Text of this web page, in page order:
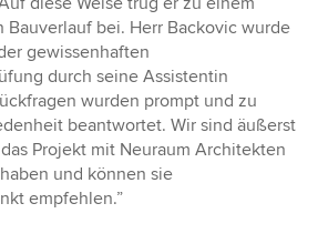
Bauverlauf bei. Herr Backovic wurde
gewissenhaften
durch seine Assistentin
wurden prompt und zu
beantwortet. Wir sind äußerst
Projekt mit Neuraum Architekten
und können sie
empfehlen.”